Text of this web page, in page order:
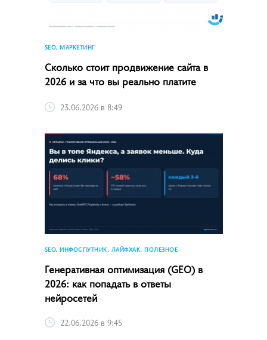
SEO, МАРКЕТИНГ
Сколько стоит продвижение сайта в
2026 и за что вы реально платите
23.06.2026 в 8:49
SEO, ИНФОСПУТНИК, ЛАЙФХАК, ПОЛЕЗНОЕ
Генеративная оптимизация (GEO) в
2026: как попадать в ответы
нейросетей
22.06.2026 в 9:45